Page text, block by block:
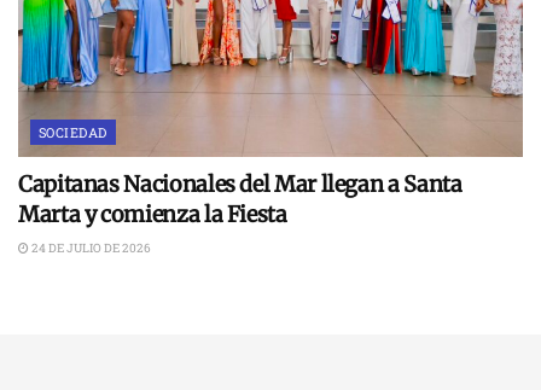
SOCIEDAD
Capitanas Nacionales del Mar llegan a Santa
Marta y comienza la Fiesta
24 DE JULIO DE 2026